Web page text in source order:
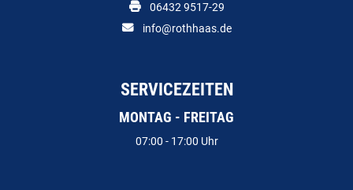
06432 9517-29
info@rothhaas.de
SERVICEZEITEN
MONTAG - FREITAG
07:00 - 17:00 Uhr